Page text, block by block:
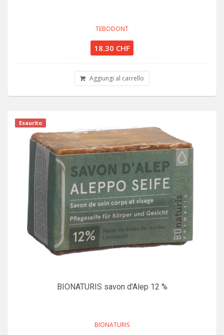
TEBODONT
18.30 CHF
Aggiungi al carrello
Esaurito
BIONATURIS savon d'Alep 12 %
BIONATURIS